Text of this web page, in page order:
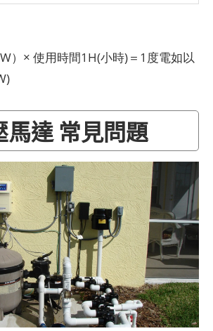
）× 使用時間1H(小時)＝1度電如以
馬達 常見問題